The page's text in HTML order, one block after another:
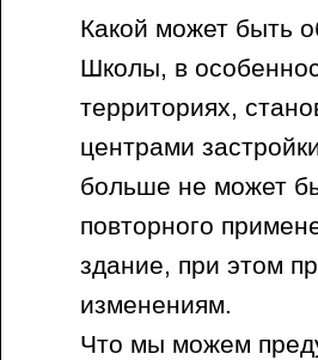
Какой может быть
Школы, в
территориях,
центрами
больше не может
повторного
здание, при этом
изменениям.
Что мы можем